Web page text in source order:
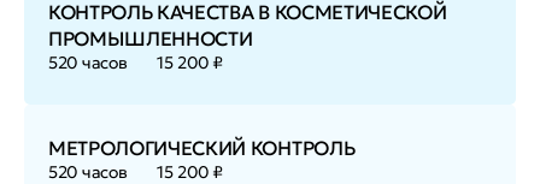
КОНТРОЛЬ КАЧЕСТВА В КОСМЕТИЧЕСКОЙ
ПРОМЫШЛЕННОСТИ
520 часов 15 200 ₽
МЕТРОЛОГИЧЕСКИЙ КОНТРОЛЬ
520 часов 15 200 ₽